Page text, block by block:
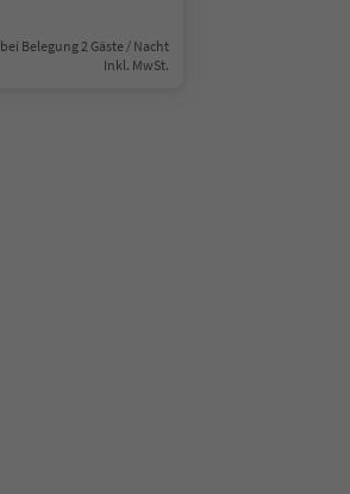
bei Belegung 2 Gäste / Nacht
Inkl. MwSt.